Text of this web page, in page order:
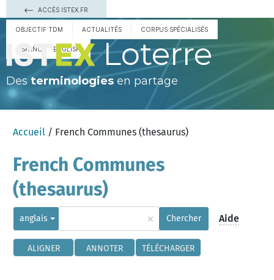
ACCÈS ISTEX.FR
OBJECTIF TDM ACTUALITÉS CORPUS SPÉCIALISÉS
ESPAÑOL ENGLISH Loterre
Des terminologies en partage
Accueil / French Communes (thesaurus)
French Communes
(thesaurus)
anglais × Chercher Aide
ALIGNER ANNOTER TÉLÉCHARGER